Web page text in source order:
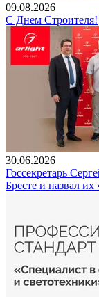
09.08.2026
С Днем Строителя!
30.06.2026
Госсекретарь
Бресте и назвал